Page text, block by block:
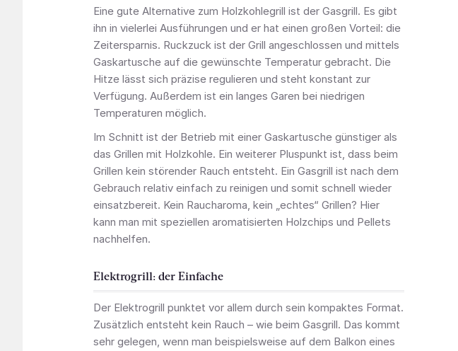
Eine gute Alternative zum Holzkohlegrill ist der Gasgrill. Es gibt
ihn in vielerlei Ausführungen und er hat einen großen Vorteil: die
Zeitersparnis. Ruckzuck ist der Grill angeschlossen und mittels
Gaskartusche auf die gewünschte Temperatur gebracht. Die
Hitze lässt sich präzise regulieren und steht konstant zur
Verfügung. Außerdem ist ein langes Garen bei niedrigen
Temperaturen möglich.
Im Schnitt ist der Betrieb mit einer Gaskartusche günstiger als
das Grillen mit Holzkohle. Ein weiterer Pluspunkt ist, dass beim
Grillen kein störender Rauch entsteht. Ein Gasgrill ist nach dem
Gebrauch relativ einfach zu reinigen und somit schnell wieder
einsatzbereit. Kein Raucharoma, kein „echtes“ Grillen? Hier
kann man mit speziellen aromatisierten Holzchips und Pellets
nachhelfen.
Elektrogrill: der Einfache
Der Elektrogrill punktet vor allem durch sein kompaktes Format.
Zusätzlich entsteht kein Rauch – wie beim Gasgrill. Das kommt
sehr gelegen, wenn man beispielsweise auf dem Balkon eines